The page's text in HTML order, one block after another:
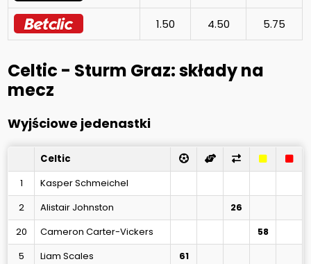
1.50 4.50 5.75
Celtic - Sturm Graz: składy na
mecz
Wyjściowe jedenastki
Celtic
1
Kasper Schmeichel
2
Alistair Johnston 26
20 Cameron Carter-Vickers 58
5 Liam Scales 61